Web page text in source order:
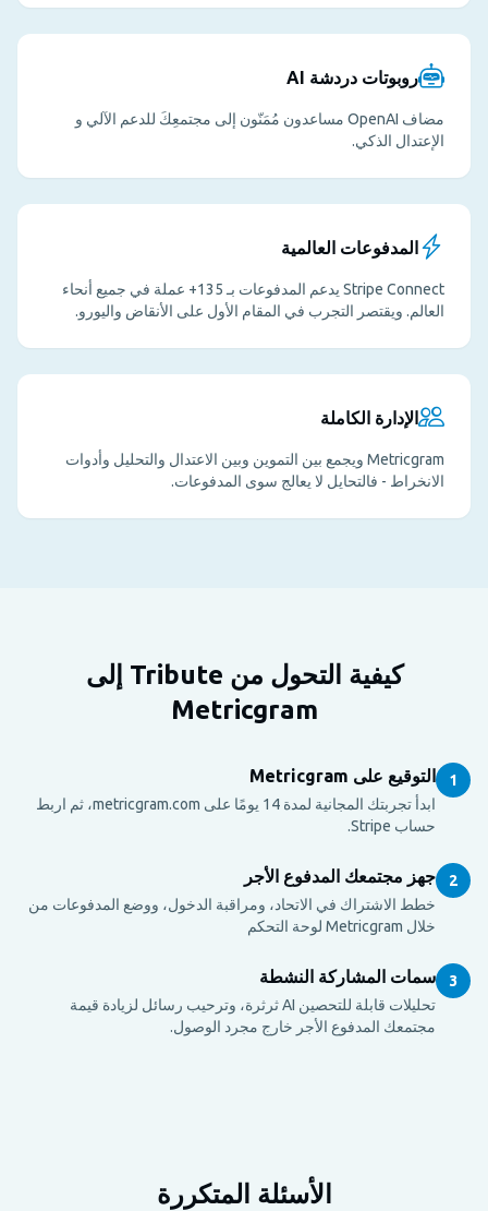
روبوتات دردشة AI
مضاف OpenAI مساعدون مُمَنّون إلى مجتمعِكَ للدعم الآلي و
الإعتدال الذكي.
المدفوعات العالمية
Stripe Connect يدعم المدفوعات بـ 135+ عملة في جميع أنحاء
العالم. ويقتصر التجرب في المقام الأول على الأنقاض واليورو.
الإدارة الكاملة
Metricgram ويجمع بين التموين وبين الاعتدال والتحليل وأدوات
الانخراط - فالتحايل لا يعالج سوى المدفوعات.
كيفية التحول من Tribute إلى
Metricgram
1 التوقيع على Metricgram
ابدأ تجربتك المجانية لمدة 14 يومًا على metricgram.com، ثم اربط
حساب Stripe.
2 جهز مجتمعك المدفوع الأجر
خطط الاشتراك في الاتحاد، ومراقبة الدخول، ووضع المدفوعات من
خلال Metricgram لوحة التحكم
3 سمات المشاركة النشطة
تحليلات قابلة للتحصين AI ثرثرة، وترحيب رسائل لزيادة قيمة
مجتمعك المدفوع الأجر خارج مجرد الوصول.
الأسئلة المتكررة